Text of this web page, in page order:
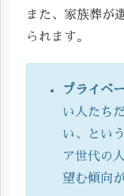
また、家族葬が
られます。
プライベ
い人たち
い、とい
ア世代の
望む傾向